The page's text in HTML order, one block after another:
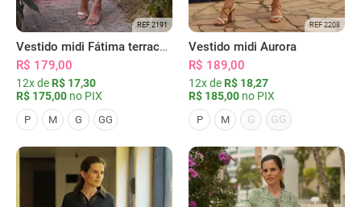
REF 2191
Vestido midi Fátima terracota
R$ 179,00
12x de R$ 17,30
R$ 175,00 no PIX
P M G GG
REF 2208
Vestido midi Aurora
R$ 189,00
12x de R$ 18,27
R$ 185,00 no PIX
P M G GG